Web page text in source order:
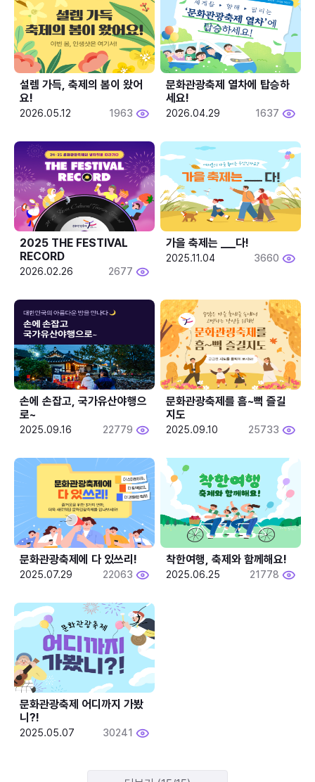
설렘 가득, 축제의 봄이 왔어
요!
2026.05.12 1963
문화관광축제 열차에 탑승하
세요!
2026.04.29 1637
2025 THE FESTIVAL
RECORD
2026.02.26 2677
2025.11.04 3660
손에 손잡고, 국가유산야행으
로~
2025.09.16 22779
문화관광축제를 흠~뻑 즐길
지도
2025.09.10 25733
문화관광축제에 다 있쓰리!
2025.07.29 22063
착한여행, 축제와 함께해요!
2025.06.25 21778
문화관광축제 어디까지 가봤
니?!
2025.05.07 30241